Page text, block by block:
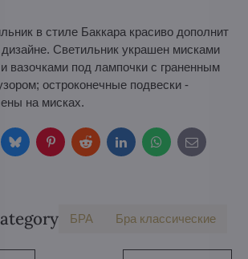
в стиле Баккара красиво дополнит
Светильник украшен мисками
вазочками под лампочки с граненным
остроконечные подвески -
на мисках.
BlueskyPinterestRedditLinkedInWhatsApp
E-
mail
БPA Бра классические